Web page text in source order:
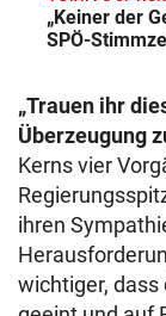
„Keiner der
SPÖ-
„Trauen ihr
Überzeugung
Kerns vier
ihren
wichtiger,